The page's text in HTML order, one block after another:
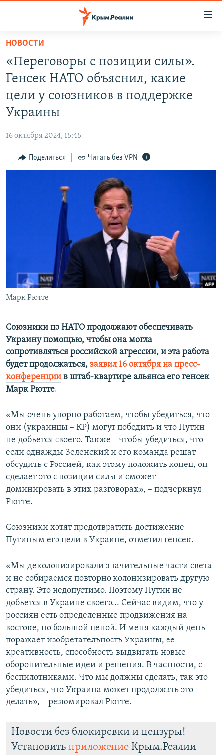
Вернуться
основному
содержанию
главной
Вернутся
поиску
СПЕЦПРОЕКТЫ
ИСТОРИЯ
ИНТЕРАКТИВ
ИНФОГРАФИКА
СОВЕТЫ ПРАВОЗАЩИТНИКОВ
ПРОПАВШИЕ БЕЗ ВЕСТИ
ПОБЕДИТЕЛЕЙ НЕ СУДЯТ?
КРЫМ.НЕПОКОРЕННЫЙ
УКРАИНСКАЯ ПРОБЛЕМА КРЫМА
РАДІО СВОБОДА
КАК ОБОЙТИ БЛОКИРОВКУ
ПРИСОЕДИНЯЙТЕСЬ!
Все сайты RFE/RL
НОВОСТИ
«Переговоры с позиции силы».
Генсек НАТО объяснил, какие
цели у союзников в поддержке
Украины
16 октября 2024, 15:45
Поделиться Читать без VPN
Марк Рютте
Союзники по НАТО продолжают обеспечивать
Украину помощью, чтобы она могла
сопротивляться российской агрессии, и эта работа
будет продолжаться, заявил 16 октября на пресс-
конференции в штаб-квартире альянса его генсек
Марк Рютте.
«Мы очень упорно работаем, чтобы убедиться, что
они (украинцы – КР) могут победить и что Путин
не добьется своего. Также – чтобы убедиться, что
если однажды Зеленский и его команда решат
обсудить с Россией, как этому положить конец, он
сделает это с позиции силы и сможет
доминировать в этих разговорах», – подчеркнул
Рютте.
Союзники хотят предотвратить достижение
Путиным его цели в Украине, отметил генсек.
«Мы деколонизировали значительные части света
и не собираемся повторно колонизировать другую
страну. Это недопустимо. Поэтому Путин не
добьется в Украине своего... Сейчас видим, что у
россиян есть определенные продвижения на
востоке, но большой ценой. И меня каждый день
поражает изобретательность Украины, ее
креативность, способность выдвигать новые
оборонительные идеи и решения. В частности, с
беспилотниками. Что мы должны сделать, так это
убедиться, что Украина может продолжать это
делать», – резюмировал Рютте.
Новости без блокировки и цензуры!
Установить приложение Крым.Реалии